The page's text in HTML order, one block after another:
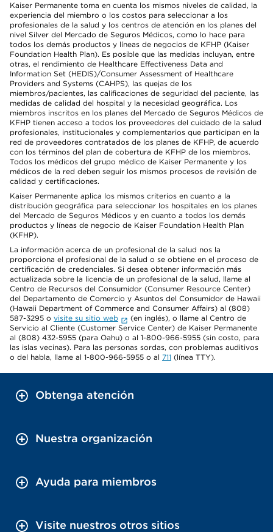
Kaiser Permanente toma en cuenta los mismos niveles de calidad, la
experiencia del miembro o los costos para seleccionar a los
profesionales de la salud y los centros de atención en los planes del
nivel Silver del Mercado de Seguros Médicos, como lo hace para
todos los demás productos y líneas de negocios de KFHP (Kaiser
Foundation Health Plan). Es posible que las medidas incluyan, entre
otras, el rendimiento de Healthcare Effectiveness Data and
Information Set (HEDIS)/Consumer Assessment of Healthcare
Providers and Systems (CAHPS), las quejas de los
miembros/pacientes, las calificaciones de seguridad del paciente, las
medidas de calidad del hospital y la necesidad geográfica. Los
miembros inscritos en los planes del Mercado de Seguros Médicos de
KFHP tienen acceso a todos los proveedores del cuidado de la salud
profesionales, institucionales y complementarios que participan en la
red de proveedores contratados de los planes de KFHP, de acuerdo
con los términos del plan de cobertura de KFHP de los miembros.
Todos los médicos del grupo médico de Kaiser Permanente y los
médicos de la red deben seguir los mismos procesos de revisión de
calidad y certificaciones.
Kaiser Permanente aplica los mismos criterios en cuanto a la
distribución geográfica para seleccionar los hospitales en los planes
del Mercado de Seguros Médicos y en cuanto a todos los demás
productos y líneas de negocio de Kaiser Foundation Health Plan
(KFHP).
La información acerca de un profesional de la salud nos la
proporciona el profesional de la salud o se obtiene en el proceso de
certificación de credenciales. Si desea obtener información más
actualizada sobre la licencia de un profesional de la salud, llame al
Centro de Recursos del Consumidor (Consumer Resource Center)
del Departamento de Comercio y Asuntos del Consumidor de Hawaii
(Hawaii Department of Commerce and Consumer Affairs) al (808)
587-3295 o visite su sitio web
(en inglés), o llame al Centro de
Servicio al Cliente (Customer Service Center) de Kaiser Permanente
al (808) 432-5955 (para Oahu) o al 1-800-966-5955 (sin costo, para
las islas vecinas). Para las personas sordas, con problemas auditivos
o del habla, llame al 1-800-966-5955 o al 711 (línea TTY).
Obtenga atención
Nuestra organización
Ayuda para miembros
Visite nuestros otros sitios